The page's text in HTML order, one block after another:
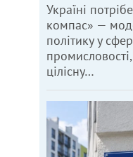
Україні
компас» —
політику у
цілісну…